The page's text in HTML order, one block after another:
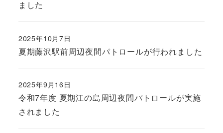
ました
夏期藤沢駅前周辺夜間パトロールが行われました
2025年10月7日
令和7年度 夏期江の島周辺夜間パトロールが実施
されました
2025年9月16日